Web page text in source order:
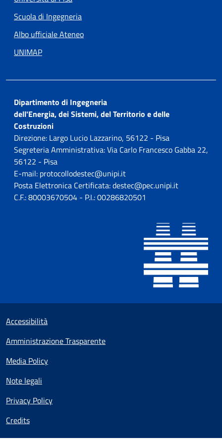
Scuola di Ingegneria
Albo ufficiale Ateneo
UNIMAP
Dipartimento di Ingegneria
dell'Energia, dei Sistemi, del Territorio e delle
Costruzioni
Direzione: Largo Lucio Lazzarino, 56122 - Pisa
Segreteria Amministrativa: Via Carlo Francesco Gabba 22,
56122 - Pisa
E-mail: protocollodestec@unipi.it
Posta Elettronica Certificata: destec@pec.unipi.it
C.F.: 80003670504 - P.I.: 00286820501
Small prints
Sezione Link utili
Accessibilità
Amministrazione Trasparente
Media Policy
Note legali
Privacy Policy
Credits